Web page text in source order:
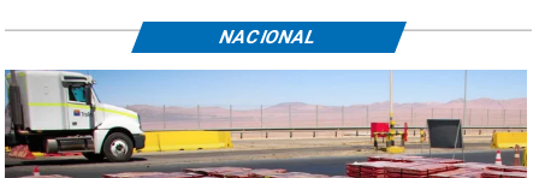
NACIONAL